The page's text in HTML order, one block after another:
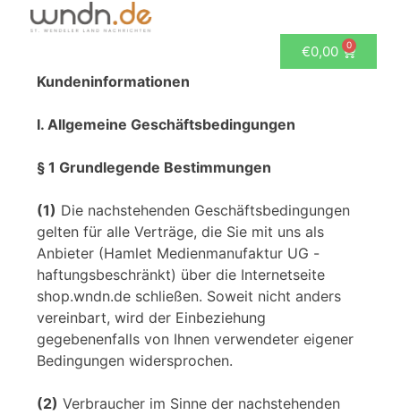
€0,00 0
Allgemeine Geschäftsbedingungen und
Kundeninformationen
I. Allgemeine Geschäftsbedingungen
§ 1 Grundlegende Bestimmungen
(1) Die nachstehenden Geschäftsbedingungen
gelten für alle Verträge, die Sie mit uns als
Anbieter (Hamlet Medienmanufaktur UG -
haftungsbeschränkt) über die Internetseite
shop.wndn.de schließen. Soweit nicht anders
vereinbart, wird der Einbeziehung
gegebenenfalls von Ihnen verwendeter eigener
Bedingungen widersprochen.
(2) Verbraucher im Sinne der nachstehenden